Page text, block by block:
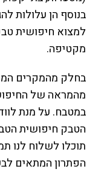
בנוסף הן עלולות
למצוא חיפושית
מקטיפה.
בחלק מהמקרים
מהמראה של
במטבח. על מנת
הטבק חיפושית
תוכלו לשלוח לנו
הפתרון המתאים